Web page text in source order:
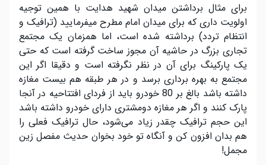
برای مثال برداشتن میدان شهید هدایت با همین توجیه
اولویت داری که برای میدان امام مطرح میفرمایید (ترافیک و
انتظام تردد) برداشته شده است، اما همزمان یک مجتمع
تجاری بزرگ در حاشیه آن مجوز ساخت گرفته است که حتی
یک پارکینگ برای آن در نظر نگرفته است و دقیقا اگر این
مجتمع به بهره برداری برسد و در هر طبقه هم بیست مغازه
داشته باشد بالغ بر 80 خودرو باید از فردای افتتاحیه در آنجا
پارک کنند و اگر هر مغازه دومشتری دارای خودرو داشته باشد
این حجم ترافیک چقدر زیاد می‌شود، حال ترافیک فعلی را
هم بدان افزون کن و آنگاه تو خود بخوان حدیث مفصل زین
مجمل!